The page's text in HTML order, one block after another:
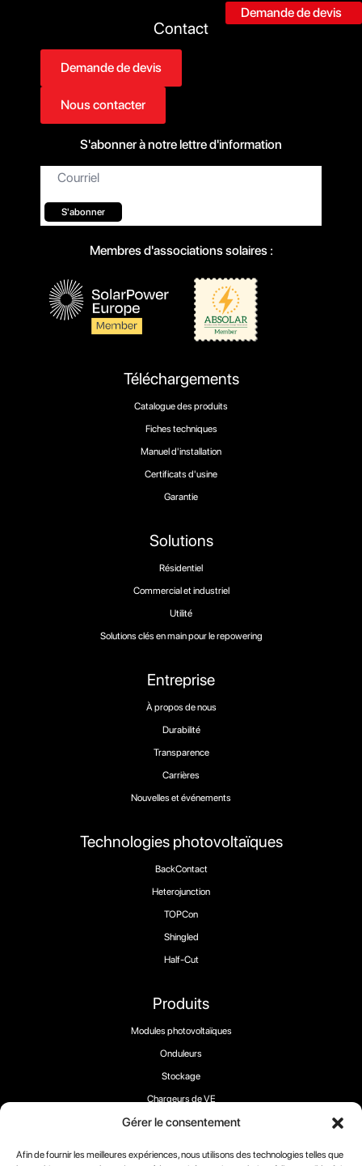
Gérer le consentement
Afin de fournir les meilleures expériences, nous utilisons des technologies telles que
Demande de devis
Produits
Modules photovoltaïques
Onduleurs
Stockage
Chargeurs de VE
Technologies photovoltaïques
BackContact
Heterojunction
TOPCon
Shingled
Half-Cut
Entreprise
À propos de nous
Durabilité
Transparence
Carrières
Nouvelles et événements
Solutions
Résidentiel
Commercial et industriel
Utilité
Solutions clés en main pour le repowering
Téléchargements
Catalogue des produits
Fiches techniques
Manuel d'installation
Certificats d'usine
Garantie
Contact
Demande de devis
Nous contacter
S'abonner à notre lettre d'information
Courriel*
S'abonner
Membres d'associations solaires :